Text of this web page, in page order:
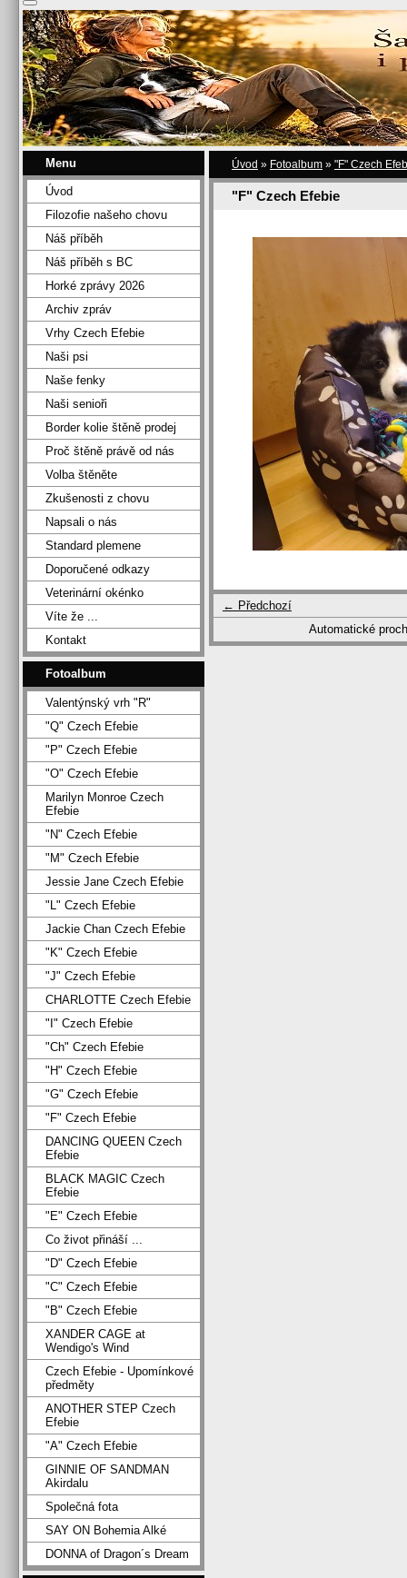
Úvod » Fotoalbum » "F" Czech
"F" Czech Efebie
← Předchozí
Automatické
Menu
Úvod
Filozofie našeho chovu
Náš příběh
Náš příběh s BC
Horké zprávy 2026
Archiv zpráv
Vrhy Czech Efebie
Naši psi
Naše fenky
Naši senioři
Border kolie štěně prodej
Proč štěně právě od nás
Volba štěněte
Zkušenosti z chovu
Napsali o nás
Standard plemene
Doporučené odkazy
Veterinární okénko
Víte že ...
Kontakt
Fotoalbum
Valentýnský vrh "R"
"Q" Czech Efebie
"P" Czech Efebie
"O" Czech Efebie
Marilyn Monroe Czech
Efebie
"N" Czech Efebie
"M" Czech Efebie
Jessie Jane Czech Efebie
"L" Czech Efebie
Jackie Chan Czech Efebie
"K" Czech Efebie
"J" Czech Efebie
CHARLOTTE Czech Efebie
"I" Czech Efebie
"Ch" Czech Efebie
"H" Czech Efebie
"G" Czech Efebie
"F" Czech Efebie
DANCING QUEEN Czech
Efebie
BLACK MAGIC Czech
Efebie
"E" Czech Efebie
Co život přináší ...
"D" Czech Efebie
"C" Czech Efebie
"B" Czech Efebie
XANDER CAGE at
Wendigo's Wind
Czech Efebie - Upomínkové
předměty
ANOTHER STEP Czech
Efebie
"A" Czech Efebie
GINNIE OF SANDMAN
Akirdalu
Společná fota
SAY ON Bohemia Alké
DONNA of Dragon´s Dream